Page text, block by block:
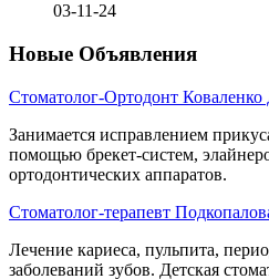
03-11-24
Новые Объявления
Стоматолог-Ортодонт
Занимается исправлением
помощью брекет-систем,
ортодонтических аппаратов.
Стоматолог-терапевт
Лечение кариеса, пульпита,
заболеваний зубов. Детская